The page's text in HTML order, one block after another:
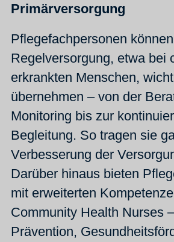
Primärversorgung
Pflegefachpersonen
Regelversorgung, etwa bei
erkrankten Menschen,
übernehmen – von der
Monitoring bis zur
Begleitung. So tragen sie
Verbesserung der
Darüber hinaus bieten
mit erweiterten
Community Health Nurses
Prävention,